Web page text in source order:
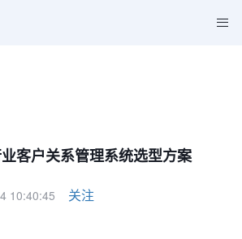
客户关系管理系统选型方案
10:40:45 关注